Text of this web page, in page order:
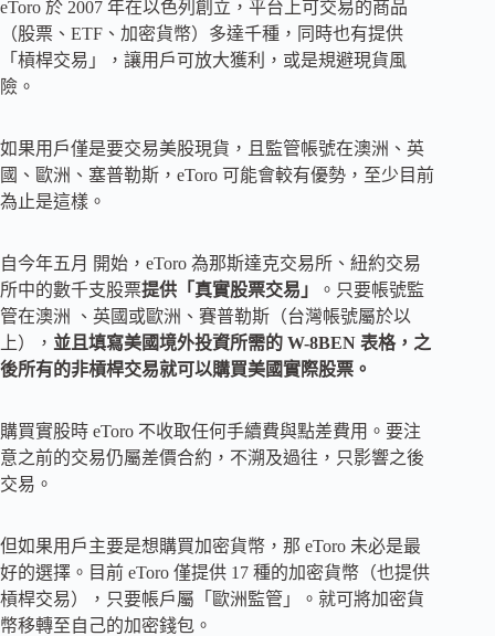
eToro 於 2007 年在以色列創立，平台上可交易的商品
（股票、ETF、加密貨幣）多達千種，同時也有提供
「槓桿交易」，讓用戶可放大獲利，或是規避現貨風
險。
如果用戶僅是要交易美股現貨，且監管帳號在澳洲、英
國、歐洲、塞普勒斯，eToro 可能會較有優勢，至少目前
為止是這樣。
自今年五月 開始，eToro 為那斯達克交易所、紐約交易
所中的數千支股票提供「真實股票交易」
。只要帳號監
管在澳洲 、英國或歐洲、賽普勒斯（台灣帳號屬於以
上）， 並且填寫美國境外投資所需的 W-8BEN 表格，之
後所有的非槓桿交易就可以購買美國實際股票。
購買實股時 eToro 不收取任何手續費與點差費用。要注
意之前的交易仍屬差價合約，不溯及過往，只影響之後
交易。
但如果用戶主要是想購買加密貨幣，那 eToro 未必是最
好的選擇。目前 eToro 僅提供 17 種的加密貨幣（也提供
槓桿交易），只要帳戶屬「歐洲監管」。就可將加密貨
幣移轉至自己的加密錢包。